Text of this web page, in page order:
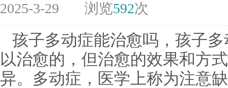
2025-3-29 浏览592次
孩子多动症能治愈吗，孩子
以治愈的，但治愈的效果和方
异。多动症，医学上称为注意